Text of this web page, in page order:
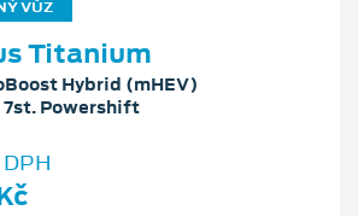
VŮZ
Titanium
Hybrid (mHEV)
7st. Powershift